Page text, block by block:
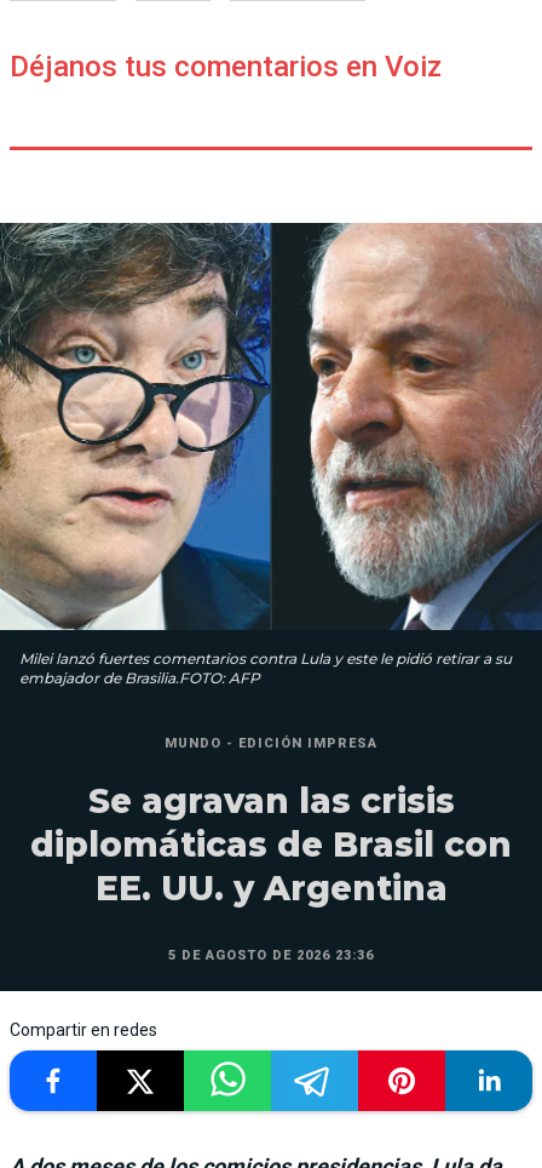
Déjanos tus comentarios en Voiz
Milei lanzó fuertes comentarios contra Lula y este le pidió retirar a su
embajador de Brasilia.FOTO: AFP
MUNDO - EDICIÓN IMPRESA
Se agravan las crisis
diplomáticas de Brasil con
EE. UU. y Argentina
5 DE AGOSTO DE 2026 23:36
Compartir en redes